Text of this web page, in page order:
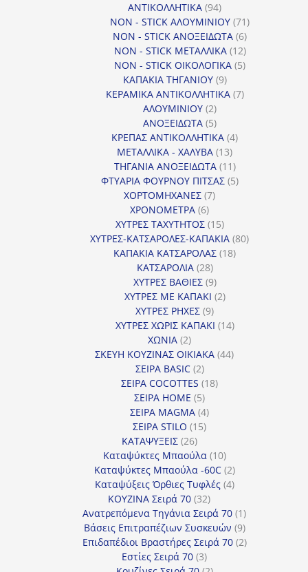
προϊόντα
ΑΝΤΙΚΟΛΛΗΤΙΚΑ 9494
προϊόντα
NON - STICK ΑΛΟΥΜΙΝΙΟΥ 7171
προϊόντα
NON - STICK ΑΝΟΞΕΙΔΩΤΑ 66
προϊόντα
NON - STICK ΜΕΤΑΛΛΙΚΑ 1212
προϊόντα
NON - STICK ΟΙΚΟΛΟΓΙΚΑ 55
ΚΑΠΑΚΙΑ ΤΗΓΑΝΙΟΥ 99
προϊόντα
ΚΕΡΑΜΙΚΑ ΑΝΤΙΚΟΛΛΗΤΙΚΑ 77
ΑΛΟΥΜΙΝΙΟΥ 22
προϊόντα
ΑΝΟΞΕΙΔΩΤΑ 55
προϊόντα
ΚΡΕΠΑΣ ΑΝΤΙΚΟΛΛΗΤΙΚΑ 44
ΜΕΤΑΛΛΙΚΑ - ΧΑΛΥΒΑ 1313
προϊόντα
ΤΗΓΑΝΙΑ ΑΝΟΞΕΙΔΩΤΑ 1111
προϊόντα
ΦΤΥΑΡΙΑ ΦΟΥΡΝΟΥ ΠΙΤΣΑΣ 55
ΧΟΡΤΟΜΗΧΑΝΕΣ 77
ΧΡΟΝΟΜΕΤΡΑ 66
προϊόντα
ΧΥΤΡΕΣ ΤΑΧΥΤΗΤΟΣ 1515
προϊόντα
ΧΥΤΡΕΣ-ΚΑΤΣΑΡΟΛΕΣ-ΚΑΠΑΚΙΑ 8080
ΚΑΠΑΚΙΑ ΚΑΤΣΑΡΟΛΑΣ 1818
ΚΑΤΣΑΡΟΛΙΑ 2828
προϊόντα
ΧΥΤΡΕΣ ΒΑΘΙΕΣ 99
προϊόντα
ΧΥΤΡΕΣ ΜΕ ΚΑΠΑΚΙ 22
ΧΥΤΡΕΣ ΡΗΧΕΣ 99
προϊόντα
ΧΥΤΡΕΣ ΧΩΡΙΣ ΚΑΠΑΚΙ 1414
ΧΩΝΙΑ 22
προϊόντα
ΣΚΕΥΗ ΚΟΥΖΙΝΑΣ ΟΙΚΙΑΚΑ 4444
ΣΕΙΡΑ BASIC 22
προϊόντα
ΣΕΙΡΑ COCOTTES 1818
ΣΕΙΡΑ HOME 55
προϊόντα
ΣΕΙΡΑ MAGMA 44
προϊόντα
ΣΕΙΡΑ STILO 1515
ΚΑΤΑΨΥΞΕΙΣ 2626
προϊόντα
Καταψύκτες Μπαούλα 1010
προϊόντα
Καταψύκτες Μπαούλα -60C 22
προϊόντα
Καταψύξεις Όρθιες Τυφλές 44
ΚΟΥΖΙΝΑ Σειρά 70 3232
προϊόντα
Ανατρεπόμενα Τηγάνια Σειρά 70 11
προϊόν
Βάσεις Επιτραπέζιων Συσκευών 99
προϊόντα
Επιδαπέδιοι Βραστήρες Σειρά 70 22
Εστίες Σειρά 70 33